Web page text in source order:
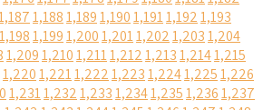
1,1881,1891,1901,1911,1921,193
1,1981,1991,2001,2011,2021,2031,204
1,2091,2101,2111,2121,2131,2141,215
1,2201,2211,2221,2231,2241,2251,226
1,2311,2321,2331,2341,2351,2361,237